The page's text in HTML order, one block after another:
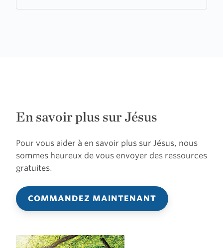
En savoir plus sur Jésus
Pour vous aider à en savoir plus sur Jésus, nous
sommes heureux de vous envoyer des ressources
gratuites.
COMMANDEZ MAINTENANT